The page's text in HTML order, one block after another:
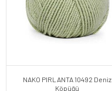
NAKO PIRLANTA 10492 Deniz
Köpüğü